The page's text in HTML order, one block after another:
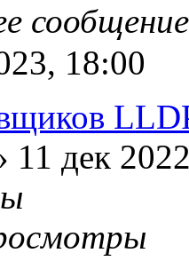
18:00
11 дек